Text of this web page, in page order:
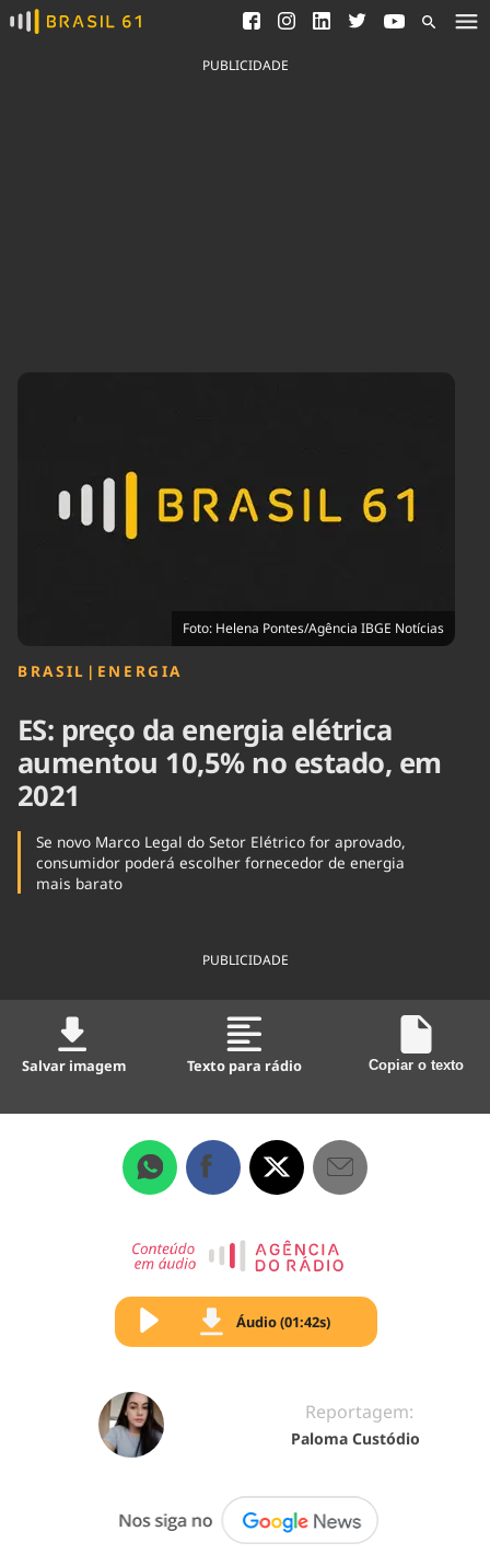
Ver todas as notícias
Saneamento
Indicadores
Tecnologia
Cinema
Infraestrutura
Internacional
PUBLICIDADE
Foto: Helena Pontes/Agência IBGE Notícias
BRASIL | ENERGIA
ES: preço da energia elétrica
aumentou 10,5% no estado, em
2021
Se novo Marco Legal do Setor Elétrico for aprovado,
consumidor poderá escolher fornecedor de energia
mais barato
PUBLICIDADE
Salvar imagem Texto para rádio Copiar o texto
Áudio (01:42s)
Reportagem:
Paloma Custódio